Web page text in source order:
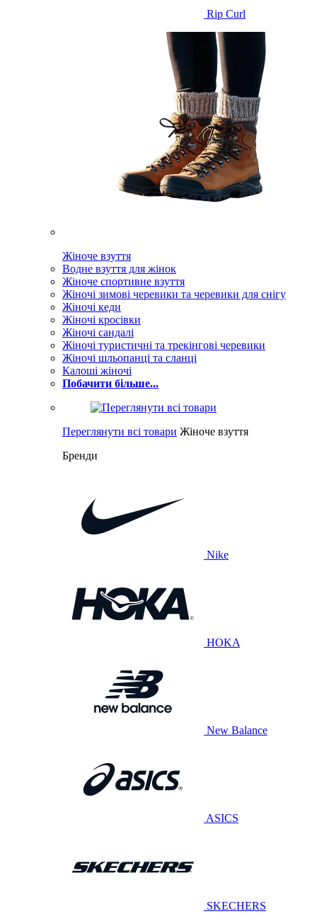
Rip Curl
Жіноче взуття
Водне взуття для жінок
Жіноче спортивне взуття
Жіночі зимові черевики та черевики для снігу
Жіночі кеди
Жіночі кросівки
Жіночі сандалі
Жіночі туристичні та трекінгові черевики
Жіночі шльопанці та сланці
Калоші жіночі
Побачити більше...
Переглянути всі товари Жіноче взуття
Бренди
Nike
HOKA
New Balance
ASICS
SKECHERS